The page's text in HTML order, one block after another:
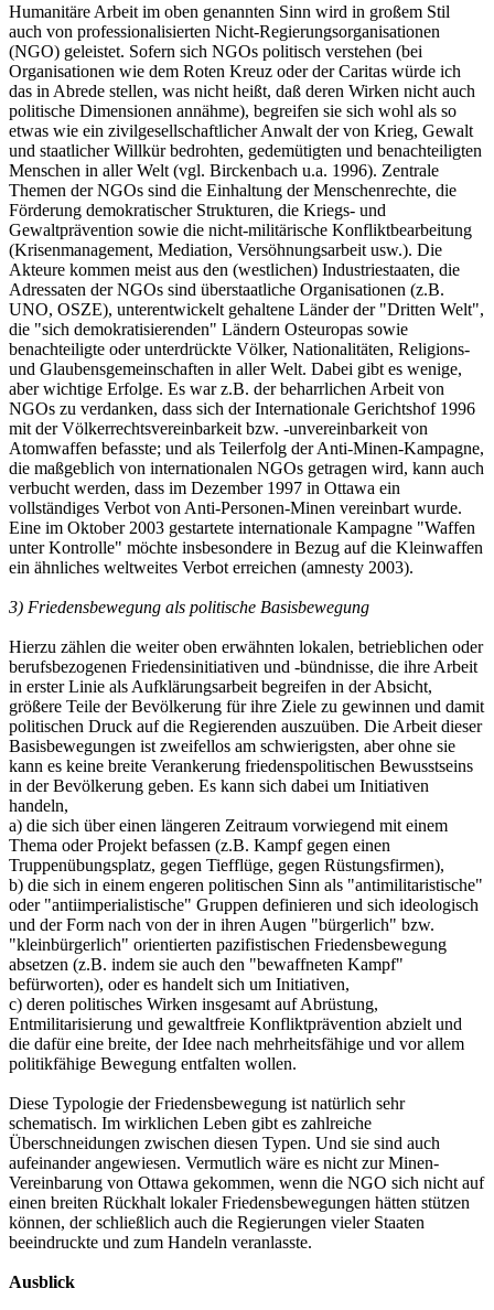
Humanitäre Arbeit im oben genannten Sinn wird in großem Stil
auch von professionalisierten Nicht-Regierungsorganisationen
(NGO) geleistet. Sofern sich NGOs politisch verstehen (bei
Organisationen wie dem Roten Kreuz oder der Caritas würde ich
das in Abrede stellen, was nicht heißt, daß deren Wirken nicht auch
politische Dimensionen annähme), begreifen sie sich wohl als so
etwas wie ein zivilgesellschaftlicher Anwalt der von Krieg, Gewalt
und staatlicher Willkür bedrohten, gedemütigten und benachteiligten
Menschen in aller Welt (vgl. Birckenbach u.a. 1996). Zentrale
Themen der NGOs sind die Einhaltung der Menschenrechte, die
Förderung demokratischer Strukturen, die Kriegs- und
Gewaltprävention sowie die nicht-militärische Konfliktbearbeitung
(Krisenmanagement, Mediation, Versöhnungsarbeit usw.). Die
Akteure kommen meist aus den (westlichen) Industriestaaten, die
Adressaten der NGOs sind überstaatliche Organisationen (z.B.
UNO, OSZE), unterentwickelt gehaltene Länder der "Dritten Welt",
die "sich demokratisierenden" Ländern Osteuropas sowie
benachteiligte oder unterdrückte Völker, Nationalitäten, Religions-
und Glaubensgemeinschaften in aller Welt. Dabei gibt es wenige,
aber wichtige Erfolge. Es war z.B. der beharrlichen Arbeit von
NGOs zu verdanken, dass sich der Internationale Gerichtshof 1996
mit der Völkerrechtsvereinbarkeit bzw. -unvereinbarkeit von
Atomwaffen befasste; und als Teilerfolg der Anti-Minen-Kampagne,
die maßgeblich von internationalen NGOs getragen wird, kann auch
verbucht werden, dass im Dezember 1997 in Ottawa ein
vollständiges Verbot von Anti-Personen-Minen vereinbart wurde.
Eine im Oktober 2003 gestartete internationale Kampagne "Waffen
unter Kontrolle" möchte insbesondere in Bezug auf die Kleinwaffen
ein ähnliches weltweites Verbot erreichen (amnesty 2003).
3) Friedensbewegung als politische Basisbewegung
Hierzu zählen die weiter oben erwähnten lokalen, betrieblichen oder
berufsbezogenen Friedensinitiativen und -bündnisse, die ihre Arbeit
in erster Linie als Aufklärungsarbeit begreifen in der Absicht,
größere Teile der Bevölkerung für ihre Ziele zu gewinnen und damit
politischen Druck auf die Regierenden auszuüben. Die Arbeit dieser
Basisbewegungen ist zweifellos am schwierigsten, aber ohne sie
kann es keine breite Verankerung friedenspolitischen Bewusstseins
in der Bevölkerung geben. Es kann sich dabei um Initiativen
handeln,
a) die sich über einen längeren Zeitraum vorwiegend mit einem
Thema oder Projekt befassen (z.B. Kampf gegen einen
Truppenübungsplatz, gegen Tiefflüge, gegen Rüstungsfirmen),
b) die sich in einem engeren politischen Sinn als "antimilitaristische"
oder "antiimperialistische" Gruppen definieren und sich ideologisch
und der Form nach von der in ihren Augen "bürgerlich" bzw.
"kleinbürgerlich" orientierten pazifistischen Friedensbewegung
absetzen (z.B. indem sie auch den "bewaffneten Kampf"
befürworten), oder es handelt sich um Initiativen,
c) deren politisches Wirken insgesamt auf Abrüstung,
Entmilitarisierung und gewaltfreie Konfliktprävention abzielt und
die dafür eine breite, der Idee nach mehrheitsfähige und vor allem
politikfähige Bewegung entfalten wollen.
Diese Typologie der Friedensbewegung ist natürlich sehr
schematisch. Im wirklichen Leben gibt es zahlreiche
Überschneidungen zwischen diesen Typen. Und sie sind auch
aufeinander angewiesen. Vermutlich wäre es nicht zur Minen-
Vereinbarung von Ottawa gekommen, wenn die NGO sich nicht auf
einen breiten Rückhalt lokaler Friedensbewegungen hätten stützen
können, der schließlich auch die Regierungen vieler Staaten
beeindruckte und zum Handeln veranlasste.
Ausblick